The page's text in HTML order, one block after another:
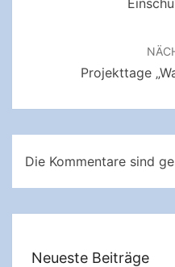
Projekttage
Die Kommentare sind
Neueste Beiträge